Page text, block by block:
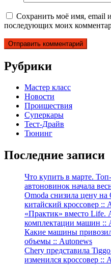
Сохранить моё имя, email
последующих моих
Рубрики
Мастер класс
Новости
Проишествия
Суперкары
Тест-Драйв
Тюнинг
Последние записи
Что купить в марте.
автоновинок начала
Omoda снизила цену на
китайский кроссовер ::
«Практик» вместо Life.
комплектации машин ::
Какие машины
объемы :: Autonews
Chery представила
изменился кроссовер ::